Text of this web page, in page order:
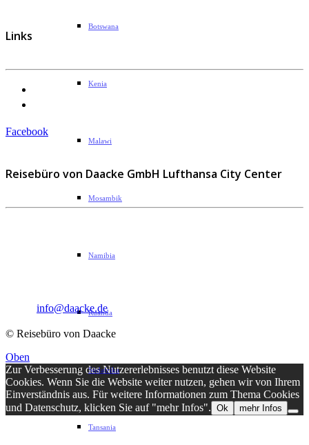
Botswana
Kenia
Malawi
Mosambik
Namibia
Ruanda
Südafrika
Tansania
Links
Datenschutzerklärung
Facebook
Reisebüro von Daacke GmbH Lufthansa City Center
info@daacke.de
© Reisebüro von Daacke
Oben
Zur Verbesserung des Nutzererlebnisses benutzt diese Website
Cookies. Wenn Sie die Website weiter nutzen, gehen wir von Ihrem
Einverständnis aus. Für weitere Informationen zum Thema Cookies
und Datenschutz, klicken Sie auf "mehr Infos". Ok mehr Infos